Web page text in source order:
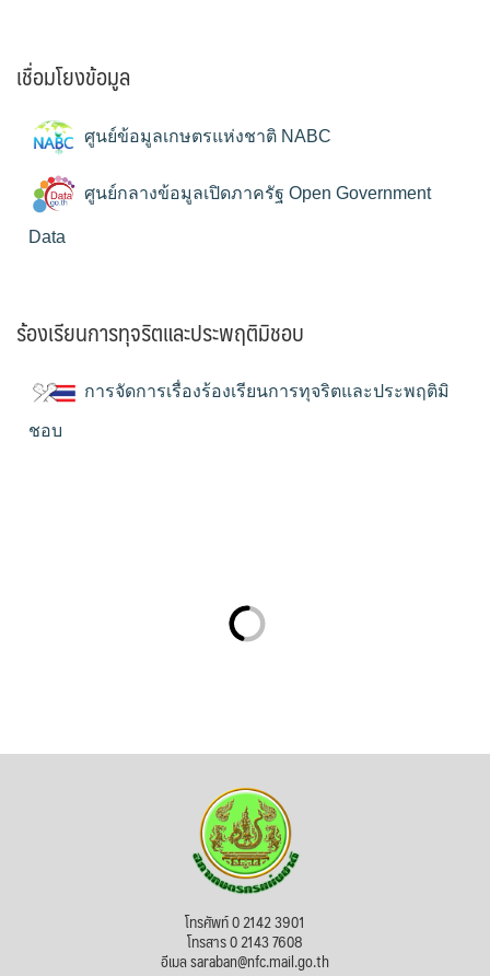
เชื่อมโยงข้อมูล
ศูนย์ข้อมูลเกษตรแห่งชาติ NABC
ศูนย์กลางข้อมูลเปิดภาครัฐ Open Government
Data
ร้องเรียนการทุจริตและประพฤติมิชอบ
การจัดการเรื่องร้องเรียนการทุจริตและประพฤติมิ
ชอบ
โทรศัพท์ 0 2142 3901
โทรสาร 0 2143 7608
อีเมล saraban@nfc.mail.go.th